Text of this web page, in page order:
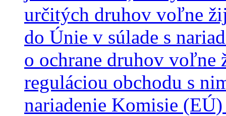
určitých druhov voľne
do Únie v súlade s
o ochrane druhov
reguláciou obchodu s
nariadenie Komisie